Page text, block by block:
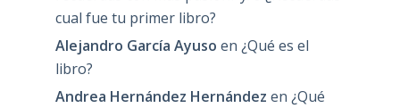
cual fue tu primer libro?
Alejandro García Ayuso en ¿Qué es el
libro?
Andrea Hernández Hernández en ¿Qué